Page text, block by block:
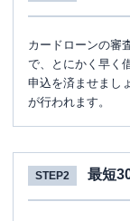
カードローンの審
で、とにかく早く
申込を済ませまし
が行われます。
STEP2 最短